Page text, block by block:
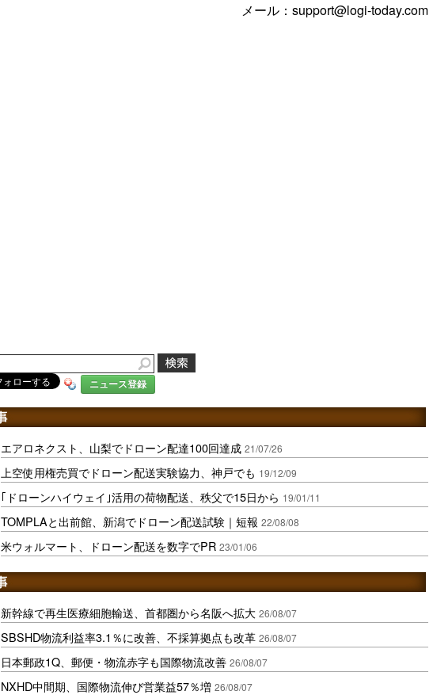
メール：support@logi-today.com
ニュース登録
エアロネクスト、山梨でドローン配達100回達成 21/07/26
上空使用権売買でドローン配送実験協力、神戸でも 19/12/09
｢ドローンハイウェイ｣活用の荷物配送、秩父で15日から 19/01/11
TOMPLAと出前館、新潟でドローン配送試験｜短報 22/08/08
米ウォルマート、ドローン配送を数字でPR 23/01/06
新幹線で再生医療細胞輸送、首都圏から名阪へ拡大 26/08/07
SBSHD物流利益率3.1％に改善、不採算拠点も改革 26/08/07
日本郵政1Q、郵便・物流赤字も国際物流改善 26/08/07
NXHD中間期、国際物流伸び営業益57％増 26/08/07